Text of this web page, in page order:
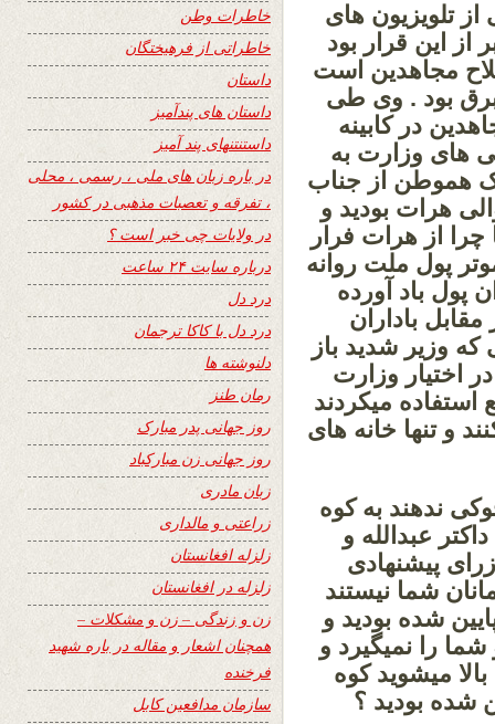
تلویزیون های
از این قرار بود
مجاهدین است
بود . وی طی
در کابینه
های وزارت به
هموطن از جناب
هرات بودید و
از هرات فرار
پول ملت روانه
پول باد آورده
باداران
وزیر شدید باز
اختیار وزارت
میکردند
و تنها خانه های
ندهند به کوه
عبدالله و
پیشنهادی
شما نیستند
شده بودید و
را نمیگیرد و
میشوید کوه
شده بودید ؟
خاطرات وطن
خاطراتی از فرهیختگان
داستان
داستان های پندآمیز
داستنتنهای پند آمیز
در باره زبان های ملی ، رسمی ، محلی
، تفرقه و تعصبات مذهبی در کشور
در ولایات چی خبر است ؟
درباره سایت ۲۴ ساعت
درد دل
درد دل با کاکا ترجمان
دلنوشته ها
رمان طنز
روز جهانی پدر مبارک
روز جهانی زن مبارکباد
زبان مادری
زراعتی و مالداری
زلزله افغانستان
زلزله در افغانستان
زن و زندگی – زن و مشکلات –
همچنان اشعار و مقاله در باره شهید
فرخنده
سازمان مدافعین کابل